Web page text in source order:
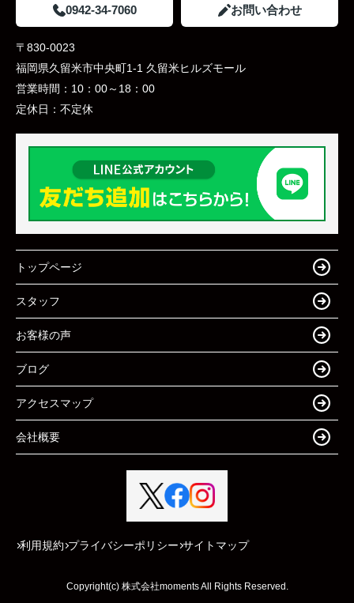
0942-34-7060 お問い合わせ
〒830-0023
福岡県久留米市中央町1-1 久留米ヒルズモール
営業時間： 10：00～18：00
定休日： 不定休
トップページ
スタッフ
お客様の声
ブログ
アクセスマップ
会社概要
利用規約 プライバシーポリシー サイトマップ
Copyright(c) 株式会社moments All Rights Reserved.